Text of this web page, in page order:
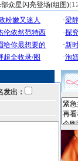
众星闪亮登场(组图)
发出：